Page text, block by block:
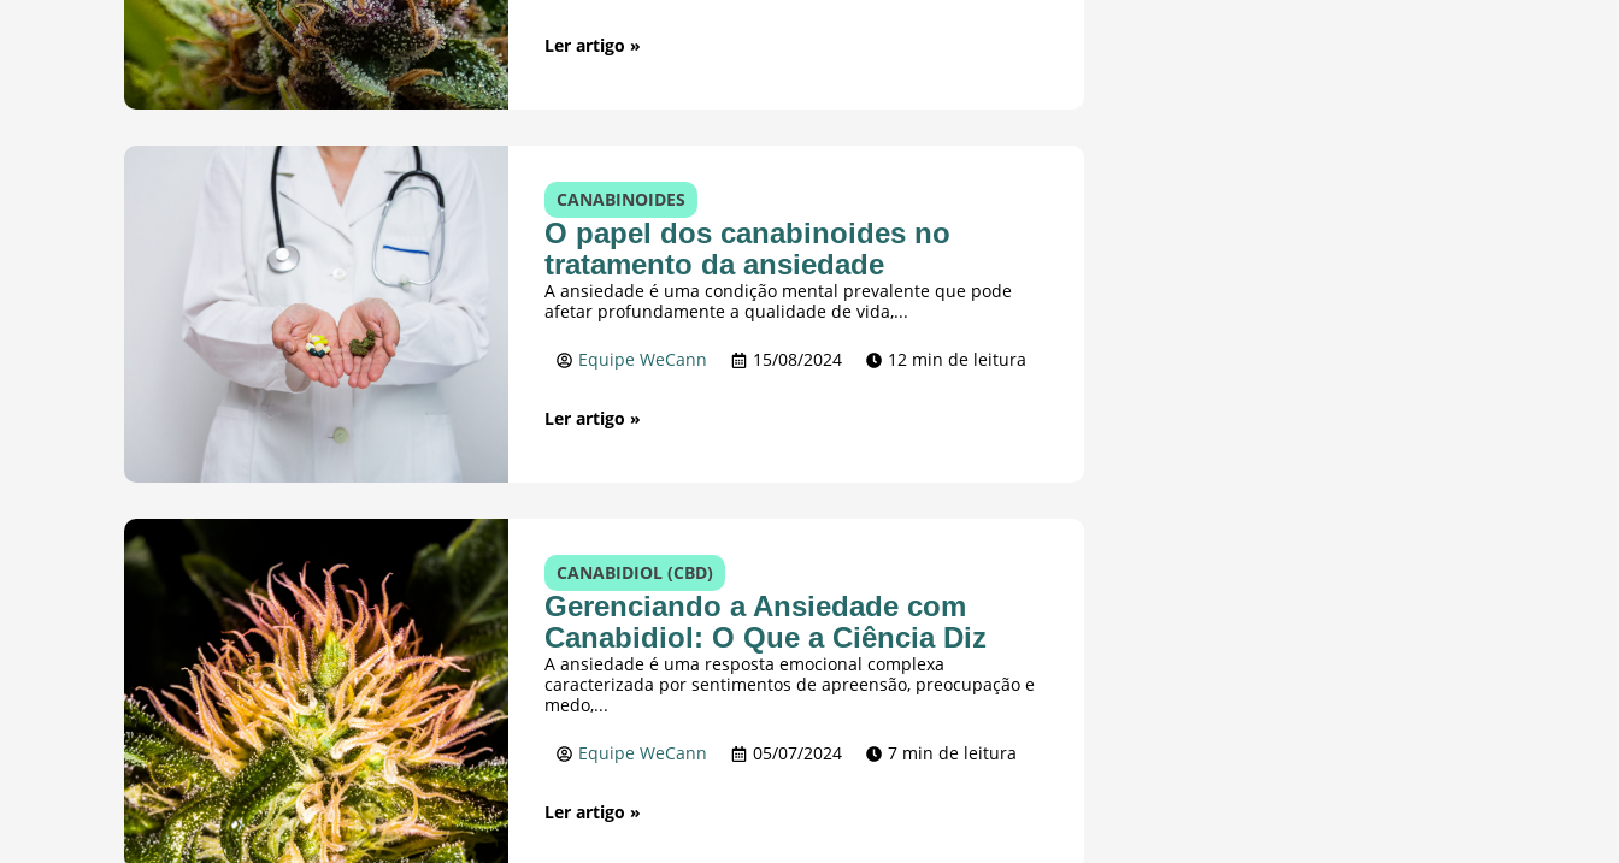
Ler artigo »
CANABINOIDES
O papel dos canabinoides no
tratamento da ansiedade
A ansiedade é uma condição mental prevalente que pode
afetar profundamente a qualidade de vida,...
Equipe WeCann 15/08/2024 12 min de leitura
Ler artigo »
CANABIDIOL (CBD)
Gerenciando a Ansiedade com
Canabidiol: O Que a Ciência Diz
A ansiedade é uma resposta emocional complexa
caracterizada por sentimentos de apreensão, preocupação e
medo,...
Equipe WeCann 05/07/2024 7 min de leitura
Ler artigo »